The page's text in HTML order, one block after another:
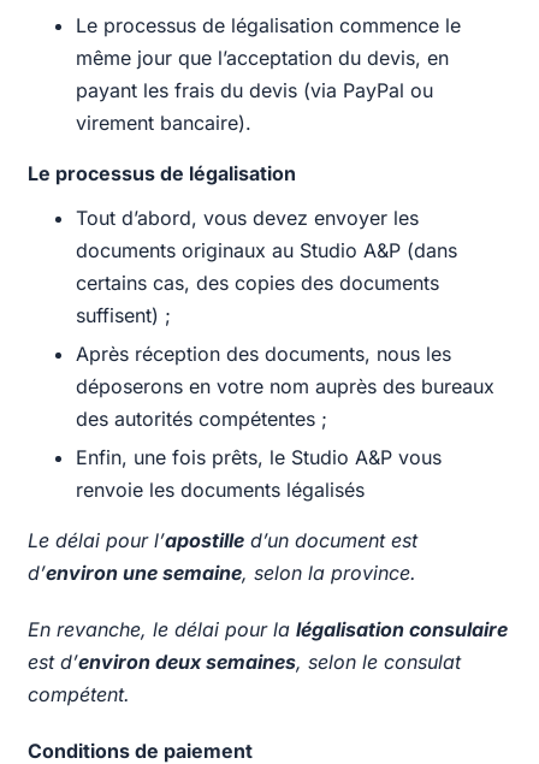
Le processus de légalisation commence le
même jour que l’acceptation du devis, en
payant les frais du devis (via PayPal ou
virement bancaire).
Le processus de légalisation
Tout d’abord, vous devez envoyer les
documents originaux au Studio A&P (dans
certains cas, des copies des documents
suffisent) ;
Après réception des documents, nous les
déposerons en votre nom auprès des bureaux
des autorités compétentes ;
Enfin, une fois prêts, le Studio A&P vous
renvoie les documents légalisés
Le délai pour l’apostille d’un document est
d’environ une semaine, selon la province.
En revanche, le délai pour lalégalisation consulaire
est d’environ deux semaines, selon le consulat
compétent.
Conditions de paiement